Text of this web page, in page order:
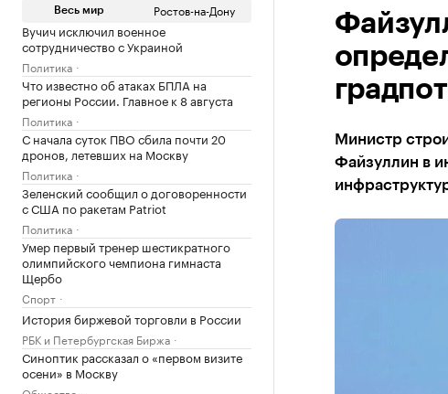
Весь мир Ростов-на-Дону
Вучич исключил военное
сотрудничество с Украиной
Политика
Что известно об атаках БПЛА на
регионы России. Главное к 8 августа
Политика
С начала суток ПВО сбила почти 20
дронов, летевших на Москву
Политика
Зеленский сообщил о договоренности
с США по ракетам Patriot
Политика
Умер первый тренер шестикратного
олимпийского чемпиона гимнаста
Щербо
Спорт
История биржевой торговли в России
РБК и Петербургская Биржа
Синоптик рассказал о «первом визите
осени» в Москву
Министр
Файзуллин в